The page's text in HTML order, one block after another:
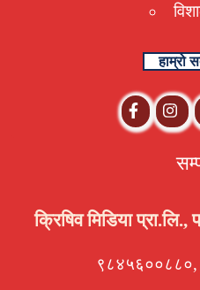
हाम्रो
क्रिषिव मिडिया